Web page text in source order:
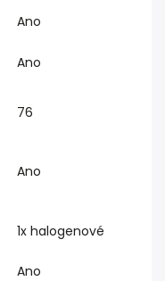
Ano
Ano
76
Ano
1x halogenové
Ano